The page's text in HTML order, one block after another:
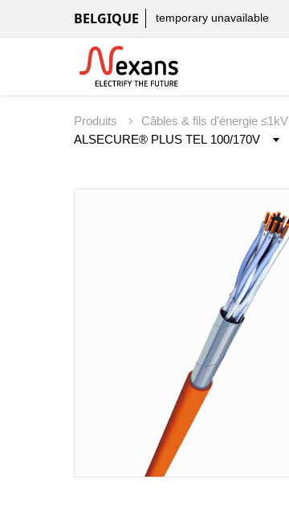
BELGIQUE temporary unavailable
Produits Câbles & fils d'énergie ≤1kV